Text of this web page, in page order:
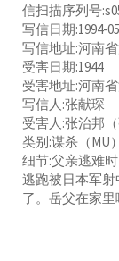
信扫描序列号
写信日期:1994-
写信地址:河南
受害日期:1944
受害地址:河南
写信人:张献琛
受害人:张治邦
类别:谋杀（MU）
细节:父亲逃难
逃跑被日本军
了。岳父在家里